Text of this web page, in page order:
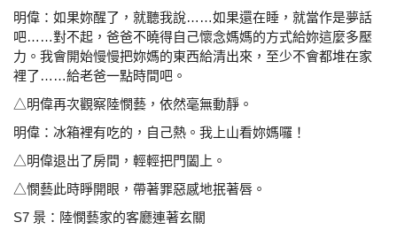
明偉：如果妳醒了，就聽我說……如果還在睡，就當作是夢話
吧……對不起，爸爸不曉得自己懷念媽媽的方式給妳這麼多壓
力。我會開始慢慢把妳媽的東西給清出來，至少不會都堆在家
裡了……給老爸一點時間吧。
△明偉再次觀察陸憫藝，依然毫無動靜。
明偉：冰箱裡有吃的，自己熱。我上山看妳媽囉！
△明偉退出了房間，輕輕把門闔上。
△憫藝此時睜開眼，帶著罪惡感地抿著唇。
S7 景：陸憫藝家的客廳連著玄關